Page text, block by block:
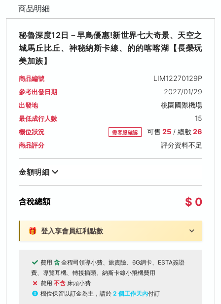
商品明細
秘魯深度12日－早鳥優惠!新世界七大奇景、天空之
城馬丘比丘、神秘納斯卡線、的的喀喀湖【長榮玩
美加族】
商品編號 LIM12270129P
參考出發日期 2027/01/29
出發地 桃園國際機場
最低成行人數 15
機位狀況 需客服確認 可售 25/ 總數26
商品評分 評分資料不足
金額明細
含稅總額 $ 0
🎁 登入享會員紅利點數
費用 含 全程司領導小費、旅責險、6G網卡、ESTA簽證
費、導覽耳機、轉接插頭、納斯卡線小飛機費用
費用 不含 床頭小費
機位保留以訂金為主，請於 2 個工作天內付訂